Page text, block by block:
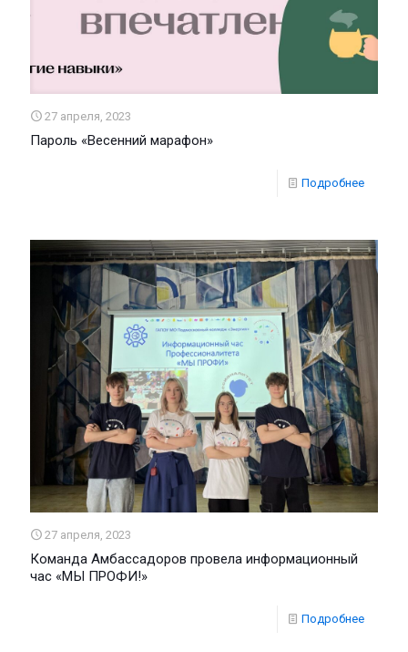
27 апреля, 2023
Пароль «Весенний марафон»
Подробнее
27 апреля, 2023
Команда Амбассадоров провела информационный
час «МЫ ПРОФИ!»
Подробнее